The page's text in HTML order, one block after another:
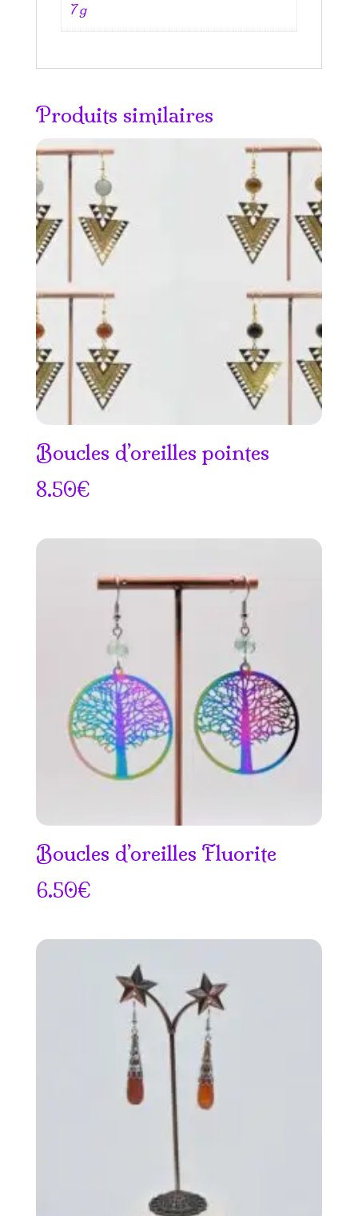
7 g
Produits similaires
Boucles d’oreilles pointes
8.50€
Boucles d’oreilles Fluorite
6.50€